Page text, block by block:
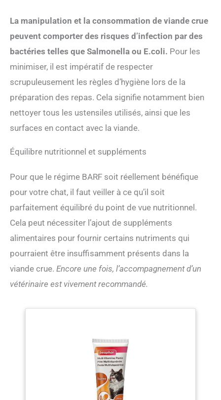
La manipulation et la consommation de viande crue
peuvent comporter des risques d’infection par des
bactéries telles que Salmonella ou E.coli. Pour les
minimiser, il est impératif de respecter
scrupuleusement les règles d’hygiène lors de la
préparation des repas. Cela signifie notamment bien
nettoyer tous les ustensiles utilisés, ainsi que les
surfaces en contact avec la viande.
Équilibre nutritionnel et suppléments
Pour que le régime BARF soit réellement bénéfique
pour votre chat, il faut veiller à ce qu’il soit
parfaitement équilibré du point de vue nutritionnel.
Cela peut nécessiter l’ajout de suppléments
alimentaires pour fournir certains nutriments qui
pourraient être insuffisamment présents dans la
viande crue. Encore une fois, l’accompagnement d’un
vétérinaire est vivement recommandé.